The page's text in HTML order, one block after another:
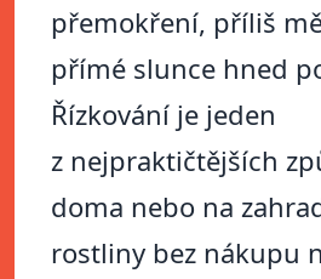
přemokření, příliš
přímé slunce hned
Řízkování je jeden
z nejpraktičtějších
doma nebo na
rostliny bez nákupu